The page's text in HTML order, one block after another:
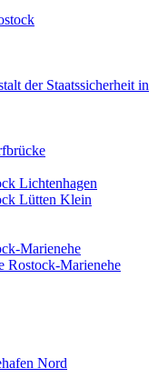
der Staatssicherheit in
Lichtenhagen
Lütten Klein
Marienehe
Rostock-Marienehe
Nord